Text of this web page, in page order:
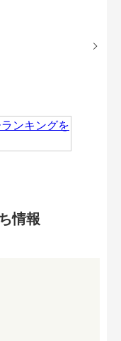
情報